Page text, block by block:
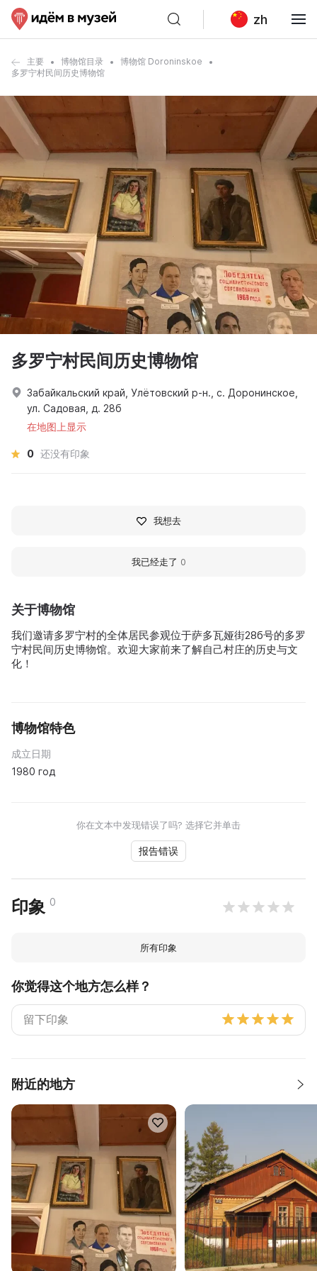
zh
主要 博物馆目录
博物馆 Doroninskoe
多罗宁村民间历史博物馆
关于博物馆
我们邀请多罗宁村的全体居民参观位于萨多瓦娅街28б号的多罗
宁村民间历史博物馆。欢迎大家前来了解自己村庄的历史与文
化！
博物馆特色
成立日期
1980 год
你在文本中发现错误了吗? 选择它并单击
报告错误
印象 0
所有印象
你觉得这个地方怎么样？
附近的地方
多罗宁村民间历史博物馆
Забайкальский край, Улётовский р-н., с. Доронинское,
ул. Садовая, д. 28б
在地图上显示
0 还没有印象
我想去
我已经走了 0